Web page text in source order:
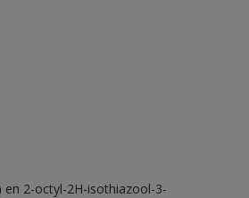
en 2-octyl-2H-isothiazool-3-